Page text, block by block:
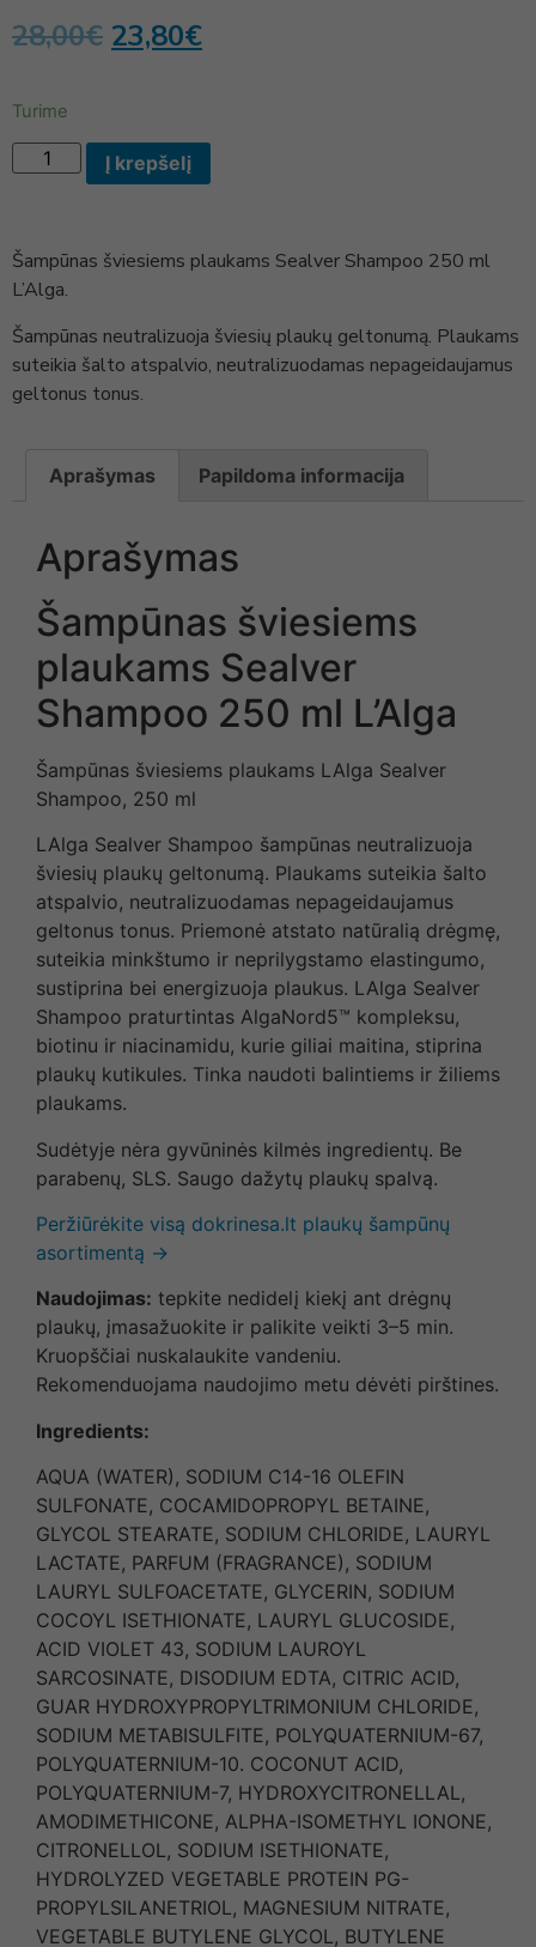
28,00€ 23,80€
Turime
Į krepšelį
Šampūnas šviesiems plaukams Sealver Shampoo 250 ml
L’Alga.
Šampūnas neutralizuoja šviesių plaukų geltonumą. Plaukams
suteikia šalto atspalvio, neutralizuodamas nepageidaujamus
geltonus tonus.
Aprašymas Papildoma informacija
Aprašymas
Šampūnas šviesiems
plaukams Sealver
Shampoo 250 ml L’Alga
Šampūnas šviesiems plaukams LAlga Sealver
Shampoo, 250 ml
LAlga Sealver Shampoo šampūnas neutralizuoja
šviesių plaukų geltonumą. Plaukams suteikia šalto
atspalvio, neutralizuodamas nepageidaujamus
geltonus tonus. Priemonė atstato natūralią drėgmę,
suteikia minkštumo ir neprilygstamo elastingumo,
sustiprina bei energizuoja plaukus. LAlga Sealver
Shampoo praturtintas AlgaNord5™ kompleksu,
biotinu ir niacinamidu, kurie giliai maitina, stiprina
plaukų kutikules. Tinka naudoti balintiems ir žiliems
plaukams.
Sudėtyje nėra gyvūninės kilmės ingredientų. Be
parabenų, SLS. Saugo dažytų plaukų spalvą.
Peržiūrėkite visą dokrinesa.lt plaukų šampūnų
asortimentą →
Naudojimas: tepkite nedidelį kiekį ant drėgnų
plaukų, įmasažuokite ir palikite veikti 3–5 min.
Kruopščiai nuskalaukite vandeniu.
Rekomenduojama naudojimo metu dėvėti pirštines.
Ingredients:
AQUA (WATER), SODIUM C14-16 OLEFIN
SULFONATE, COCAMIDOPROPYL BETAINE,
GLYCOL STEARATE, SODIUM CHLORIDE, LAURYL
LACTATE, PARFUM (FRAGRANCE), SODIUM
LAURYL SULFOACETATE, GLYCERIN, SODIUM
COCOYL ISETHIONATE, LAURYL GLUCOSIDE,
ACID VIOLET 43, SODIUM LAUROYL
SARCOSINATE, DISODIUM EDTA, CITRIC ACID,
GUAR HYDROXYPROPYLTRIMONIUM CHLORIDE,
SODIUM METABISULFITE, POLYQUATERNIUM-67,
POLYQUATERNIUM-10. COCONUT ACID,
POLYQUATERNIUM-7, HYDROXYCITRONELLAL,
AMODIMETHICONE, ALPHA-ISOMETHYL IONONE,
CITRONELLOL, SODIUM ISETHIONATE,
HYDROLYZED VEGETABLE PROTEIN PG-
PROPYLSILANETRIOL, MAGNESIUM NITRATE,
VEGETABLE BUTYLENE GLYCOL, BUTYLENE